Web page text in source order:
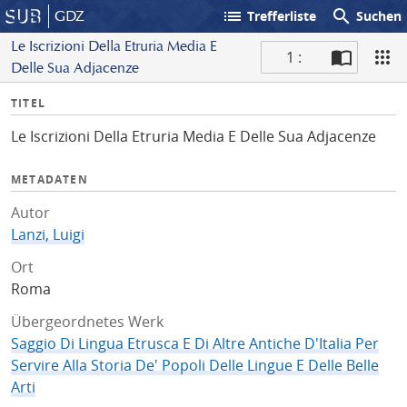
GDZ list Trefferliste search Suchen
Le Iscrizioni Della Etruria Media E
Delle Sua Adjacenze
1 :
I
f
TITEL
Le Iscrizioni Della Etruria Media E Delle Sua Adjacenze
METADATEN
Autor
Lanzi, Luigi
Ort
Roma
Übergeordnetes Werk
Saggio Di Lingua Etrusca E Di Altre Antiche D'Italia Per
Servire Alla Storia De' Popoli Delle Lingue E Delle Belle
Arti